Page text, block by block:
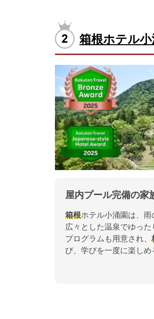
箱根ホテル小
屋内プール完備の家
箱根ホテル小涌園は、雨
広々とした温泉でゆっ
プログラムも用意され、
び、学びを一度に楽しめ